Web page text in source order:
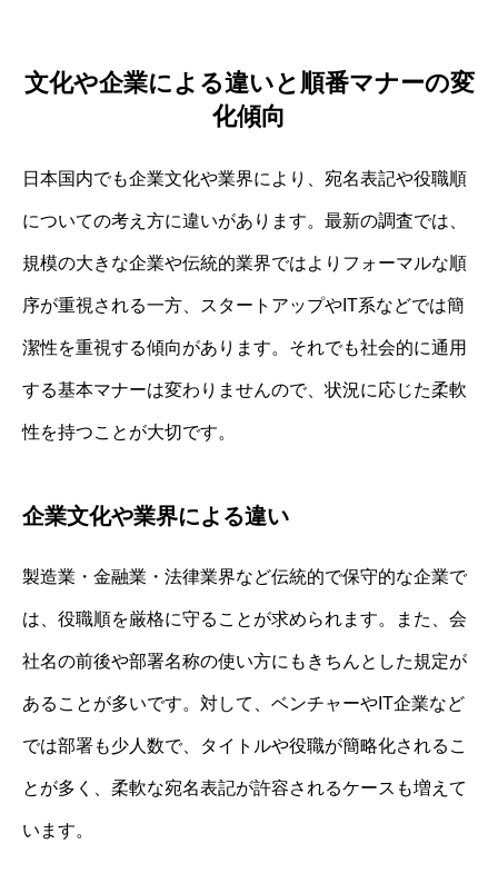
文化や企業による違いと順番マナーの変
化傾向
日本国内でも企業文化や業界により、宛名表記や役職順
についての考え方に違いがあります。最新の調査では、
規模の大きな企業や伝統的業界ではよりフォーマルな順
序が重視される一方、スタートアップやIT系などでは簡
潔性を重視する傾向があります。それでも社会的に通用
する基本マナーは変わりませんので、状況に応じた柔軟
性を持つことが大切です。
企業文化や業界による違い
製造業・金融業・法律業界など伝統的で保守的な企業で
は、役職順を厳格に守ることが求められます。また、会
社名の前後や部署名称の使い方にもきちんとした規定が
あることが多いです。対して、ベンチャーやIT企業など
では部署も少人数で、タイトルや役職が簡略化されるこ
とが多く、柔軟な宛名表記が許容されるケースも増えて
います。